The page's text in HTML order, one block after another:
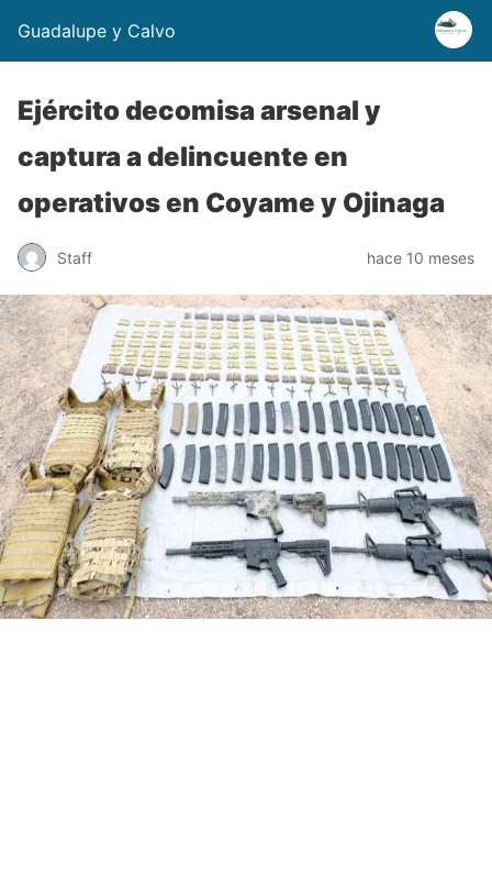
Guadalupe y Calvo
Ejército decomisa arsenal y
captura a delincuente en
operativos en Coyame y Ojinaga
Staff hace 10 meses